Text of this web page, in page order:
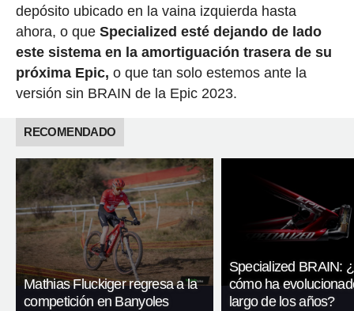
depósito ubicado en la vaina izquierda hasta
ahora, o que Specialized esté dejando de lado
este sistema en la amortiguación trasera de su
próxima Epic, o que tan solo estemos ante la
versión sin BRAIN de la Epic 2023.
RECOMENDADO
Mathias Fluckiger regresa a la
competición en Banyoles
Specialized BRAIN:
cómo ha
largo de los años?